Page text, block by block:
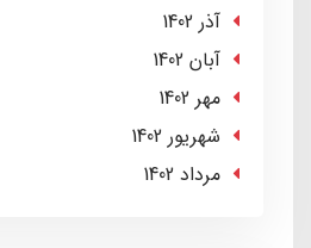
آذر 1402
آبان 1402
مهر 1402
شهریور 1402
مرداد 1402